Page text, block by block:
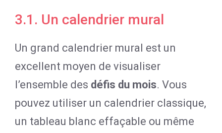
3.1. Un calendrier mural
Un grand calendrier mural est un
excellent moyen de visualiser
l’ensemble des défis du mois. Vous
pouvez utiliser un calendrier classique,
un tableau blanc effaçable ou même